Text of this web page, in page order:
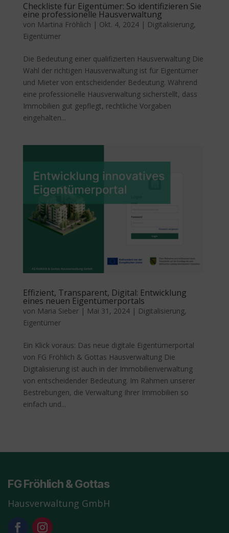
Checkliste für Eigentümer: So identifizieren Sie
eine professionelle Hausverwaltung
von Martina Fröhlich | Okt. 4, 2024| Digitalisierung,
Eigentümer
Die Bedeutung einer qualifizierten Hausverwaltung Die
Wahl der richtigen Hausverwaltung ist für Eigentümer
und Mieter von entscheidender Bedeutung. Während
eine professionelle Hausverwaltung sicherstellt, dass
Immobilien gut gepflegt, rechtliche Vorgaben
eingehalten...
Effizient, Transparent, Digital: Entwicklung
eines neuen Eigentümerportals
von Maria Sieber| Mai 31, 2024| Digitalisierung,
Eigentümer
Ein Klick voraus: Das neue digitale Eigentümerportal
von FG Fröhlich & Gottas Hausverwaltung Die
Digitalisierung ist auch in der Immobilienverwaltung
von entscheidender Bedeutung. Im Rahmen unserer
Bestrebungen, die Verwaltung Ihrer Immobilien so
einfach und...
FG Fröhlich & Gottas
Hausverwaltung GmbH